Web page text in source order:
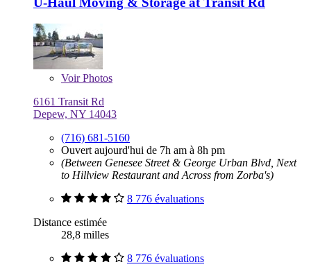
VoirPhotos
6161 Transit Rd
Depew, NY 14043
(716) 681-5160
Ouvert aujourd'hui de 7h am à 8h pm
(Between Genesee Street & George Urban Blvd, Next
to Hillview Restaurant and Across from Zorba's)
8 776 évaluations
Distance estimée
28,8 milles
8 776 évaluations